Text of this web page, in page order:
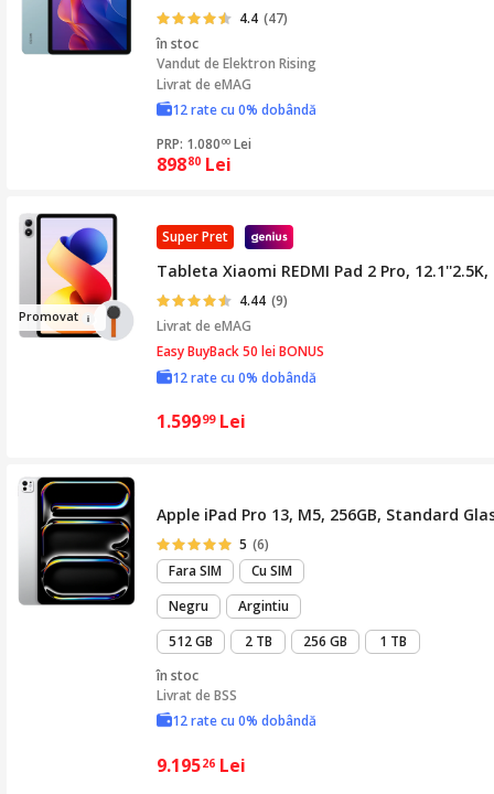
4.4 (47)
în stoc
Vandut deElektron Rising
Livrat de eMAG
12 rate cu 0% dobândă
PRP: 1.080 00 Lei
89880 Lei
Promovat
Super Pret
Tableta Xiaomi REDMI Pad 2 Pro,
4.44 (9)
Livrat deeMAG
Easy BuyBack 50 lei BONUS
12 rate cu 0% dobândă
1.59999 Lei
Apple iPad Pro 13, M5, 256GB, Standard
5 (6)
Fara SIM
Cu SIM
Negru
Argintiu
512 GB
2 TB 256 GB
1 TB
în stoc
Livrat deBSS
12 rate cu 0% dobândă
9.19526 Lei